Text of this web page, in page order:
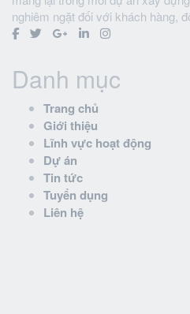
nghiêm ngặt đối với khách hàng,
Danh mục
Trang chủ
Giới thiệu
Lĩnh vực hoạt động
Dự án
Tin tức
Tuyển dụng
Liên hệ